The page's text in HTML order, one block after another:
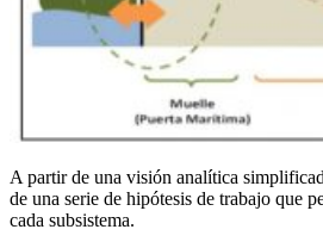
A partir de una visión analítica
de una serie de hipótesis de trabajo que
cada subsistema.